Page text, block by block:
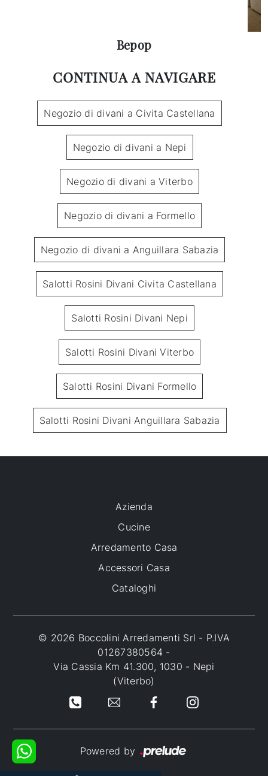
Bepop
CONTINUA A NAVIGARE
Negozio di divani a Civita Castellana
Negozio di divani a Nepi
Negozio di divani a Viterbo
Negozio di divani a Formello
Negozio di divani a Anguillara Sabazia
Salotti Rosini Divani Civita Castellana
Salotti Rosini Divani Nepi
Salotti Rosini Divani Viterbo
Salotti Rosini Divani Formello
Salotti Rosini Divani Anguillara Sabazia
Azienda
Cucine
Arredamento Casa
Accessori Casa
Cataloghi
© 2026 Boccolini Arredamenti Srl - P.IVA
01267380564 -
Via Cassia Km 41.300, 1030 - Nepi
(Viterbo)
Powered by